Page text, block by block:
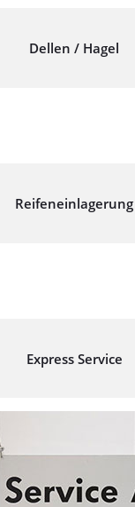
Dellen / Hagel
Reifeneinlagerung
Express Service